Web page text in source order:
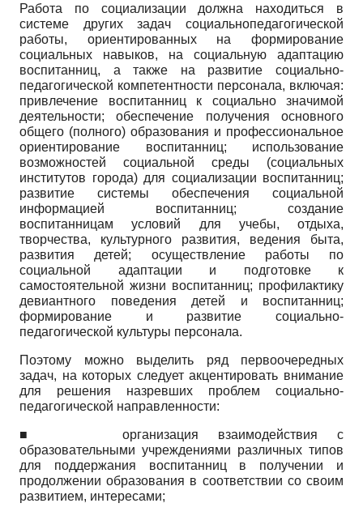
Работа по социализации должна находиться в
системе других задач социально­педагогической
работы, ориентированных на формирование
социальных навыков, на социальную адаптацию
воспитанниц, а также на развитие социально-
педагогической компетентности персонала, включая:
привлечение воспитанниц к социально значимой
деятельности; обеспечение получения основного
общего (полного) образования и профессиональное
ориентирование воспитанниц; использование
возможностей социальной среды (социальных
институтов города) для социализации воспитанниц;
развитие системы обеспечения социальной
информацией воспитанниц; создание
воспитанницам условий для учебы, отдыха,
творчества, культурного развития, ведения быта,
развития детей; осуществление работы по
социальной адаптации и подготовке к
самостоятельной жизни воспитанниц; профилактику
девиантного поведения детей и воспитанниц;
формирование и развитие социально-
педагогической культуры персонала.
Поэтому можно выделить ряд первоочередных
задач, на которых следует акцентировать внимание
для решения назревших проблем социально-
педагогической направленности:
■ организация взаимодействия с
образовательными учреждениями различных типов
для поддержания воспитанниц в получении и
продолжении образования в соответствии со своим
развитием, интересами;